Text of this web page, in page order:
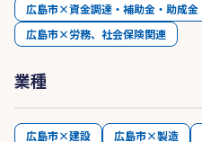
広島市×資金調達・補助金・助成金
広島市×労務、社会保険関連
業種
広島市×建設 広島市×製造